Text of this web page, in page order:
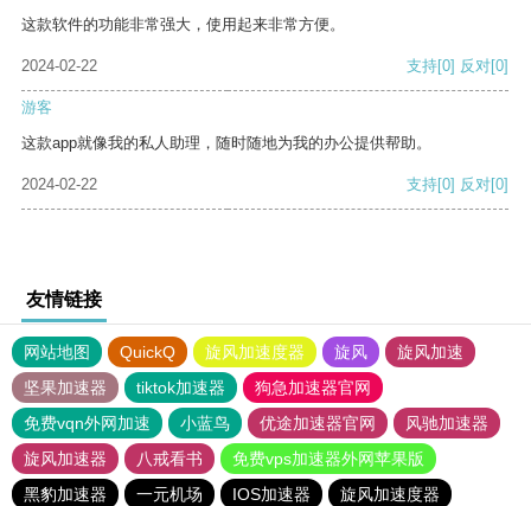
这款软件的功能非常强大，使用起来非常方便。
2024-02-22 支持[0] 反对[0]
游客
这款app就像我的私人助理，随时随地为我的办公提供帮助。
2024-02-22 支持[0] 反对[0]
友情链接
网站地图 QuickQ 旋风加速度器 旋风
旋风加速
坚果加速器
tiktok加速器
狗急加速器官网
免费vqn外网加速
小蓝鸟 优途加速器官网
风驰加速器
旋风加速器
八戒看书
免费vps加速器外网苹果版
黑豹加速器
一元机场 IOS加速器
旋风加速度器